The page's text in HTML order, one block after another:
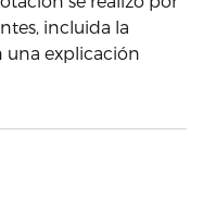
incluida la
una explicación